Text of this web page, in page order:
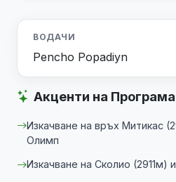
ВОДАЧИ
Pencho Popadiyn
Акценти на
Изкачване на връх Митикас
Олимп
Изкачване на Сколио (2911м)